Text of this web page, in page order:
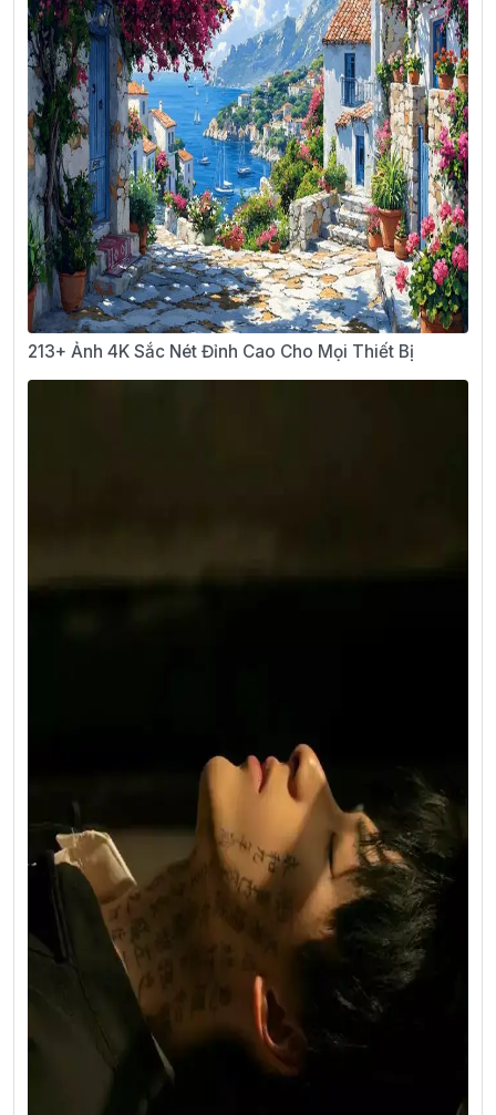
213+ Ảnh 4K Sắc Nét Đỉnh Cao Cho Mọi Thiết Bị